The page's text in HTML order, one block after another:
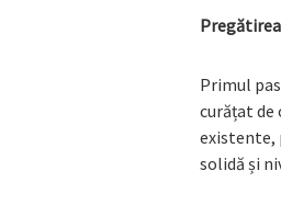
Primul
curățat de
existente,
solidă și